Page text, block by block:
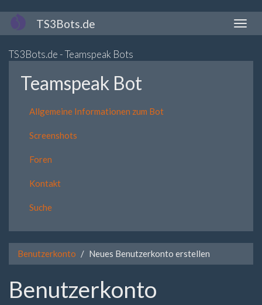
Direkt
zum
TS3Bots.de
TS3Bots.de - Teamspeak Bots
Teamspeak Bot
Allgemeine Informationen zum Bot
Screenshots
Foren
Kontakt
Suche
Benutzerkonto Neues Benutzerkonto erstellen
Benutzerkonto